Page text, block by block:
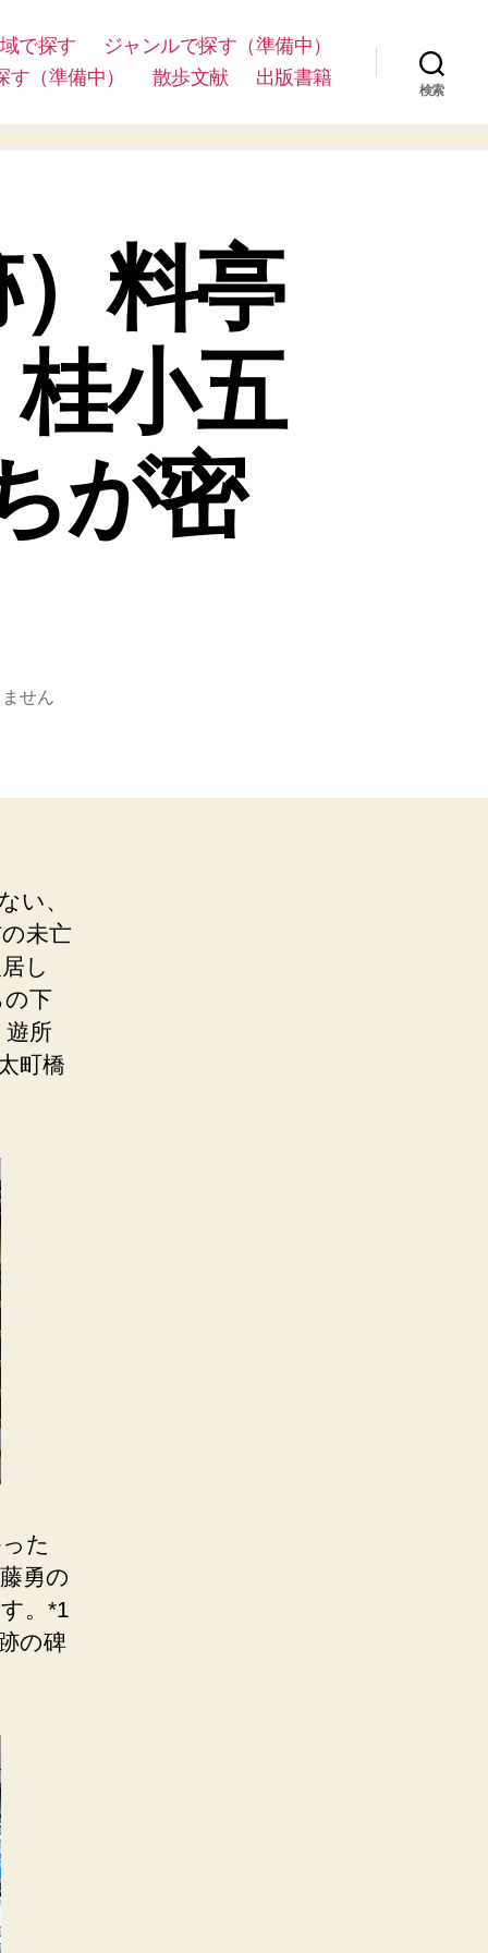
で探す
ジャンルで探す（準備中）
す（準備中）
散歩文献 出版書籍
検索
料亭
小五
が密
せん
い、
未亡
し
の下
所
町橋
た
勇の
。*1
の碑